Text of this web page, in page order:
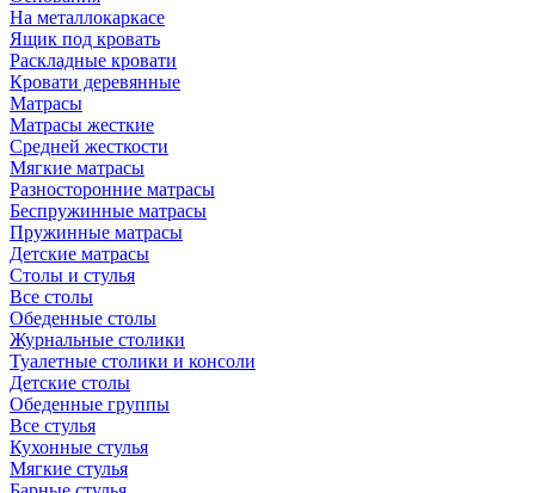
На металлокаркасе
Ящик под кровать
Раскладные кровати
Кровати деревянные
Матрасы
Матрасы жесткие
Средней жесткости
Мягкие матрасы
Разносторонние матрасы
Беспружинные матрасы
Пружинные матрасы
Детские матрасы
Столы и стулья
Все столы
Обеденные столы
Журнальные столики
Туалетные столики и консоли
Детские столы
Обеденные группы
Все стулья
Кухонные стулья
Мягкие стулья